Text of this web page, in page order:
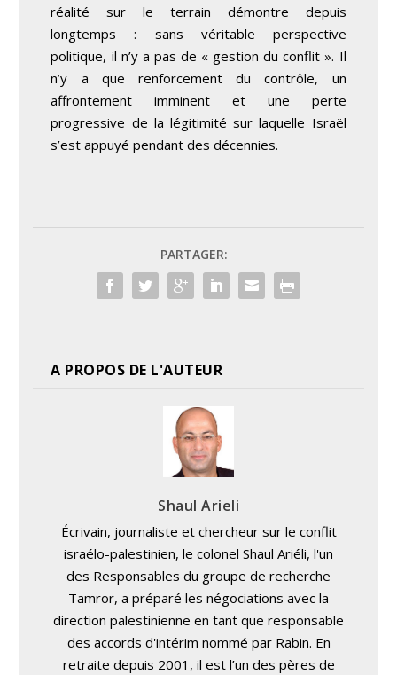
réalité sur le terrain démontre depuis
longtemps : sans véritable perspective
politique, il n’y a pas de « gestion du conflit ». Il
n’y a que renforcement du contrôle, un
affrontement imminent et une perte
progressive de la légitimité sur laquelle Israël
s’est appuyé pendant des décennies.
PARTAGER:
A PROPOS DE L'AUTEUR
Shaul Arieli
Écrivain, journaliste et chercheur sur le conflit
israélo-palestinien, le colonel Shaul Ariéli, l'un
des Responsables du groupe de recherche
Tamror, a préparé les négociations avec la
direction palestinienne en tant que responsable
des accords d'intérim nommé par Rabin. En
retraite depuis 2001, il est l’un des pères de